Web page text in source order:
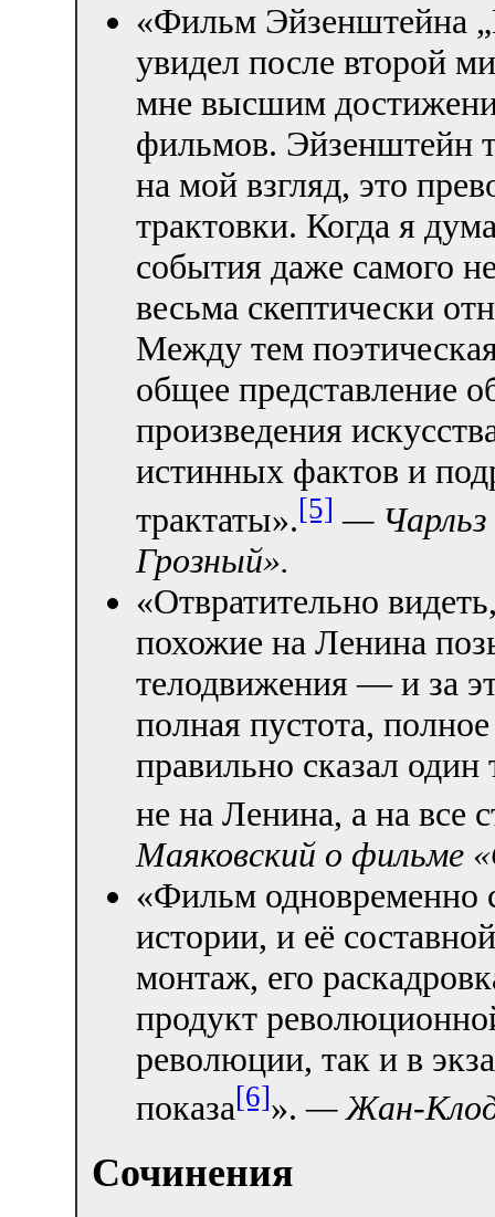
«Фильм Эйзенштейна
увидел после второй
мне высшим
фильмов. Эйзенштейн
на мой взгляд, это
трактовки. Когда я
события даже самого
весьма скептически
Между тем
общее представление
произведения
истинных фактов и
трактаты».[5] — Чарльз
Грозный».
«Отвратительно
похожие на Ленина
телодвижения — и за
полная пустота,
правильно сказал
не на Ленина, а на все
Маяковский о фильме
«Фильм одновременно
истории, и её
монтаж, его
продукт
революции, так и в
показа[6]».— Жан-Клод
Сочинения